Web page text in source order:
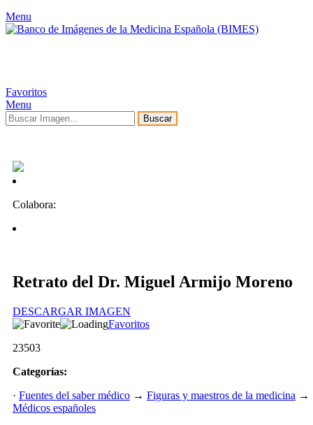
Menu
Favoritos
Menu
Buscar
Colabora:
Retrato del Dr. Miguel Armijo Moreno
DESCARGAR IMAGEN
Favoritos
23503
Categorías:
· Fuentes del saber médico → Figuras y maestros de la medicina →
Médicos españoles